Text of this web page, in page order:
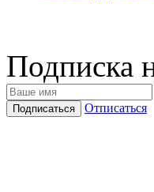
Подписка
Отписаться